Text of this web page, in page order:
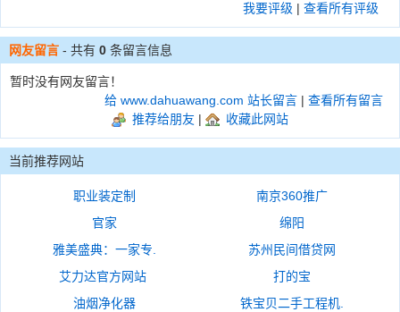
我要评级 | 查看所有评级
网友留言 - 共有 0 条留言信息
暂时没有网友留言！
给 www.dahuawang.com 站长留言 | 查看所有留言
推荐给朋友 | 收藏此网站
当前推荐网站
职业装定制
南京360推广
官家
绵阳
雅美盛典：一家专.
苏州民间借贷网
艾力达官方网站
打的宝
油烟净化器
铁宝贝二手工程机.